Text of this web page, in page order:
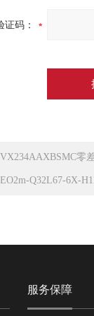
证码：
VX234AAXBSMC零
EO2m-Q32L67-6X-
服务保障